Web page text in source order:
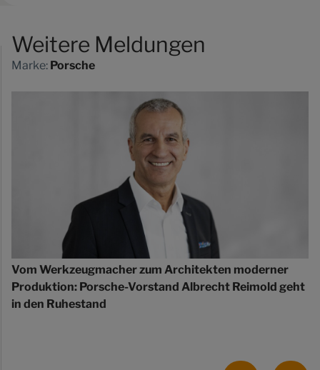
Weitere Meldungen
Marke: Porsche
Vom Werkzeugmacher zum Architekten moderner
Produktion: Porsche-Vorstand Albrecht Reimold geht
in den Ruhestand